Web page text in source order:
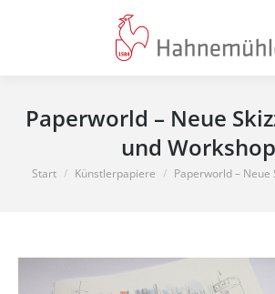
Paperworld – Neue
und
Sie befinden sich hier:
Start Künstlerpapiere Paperworld –